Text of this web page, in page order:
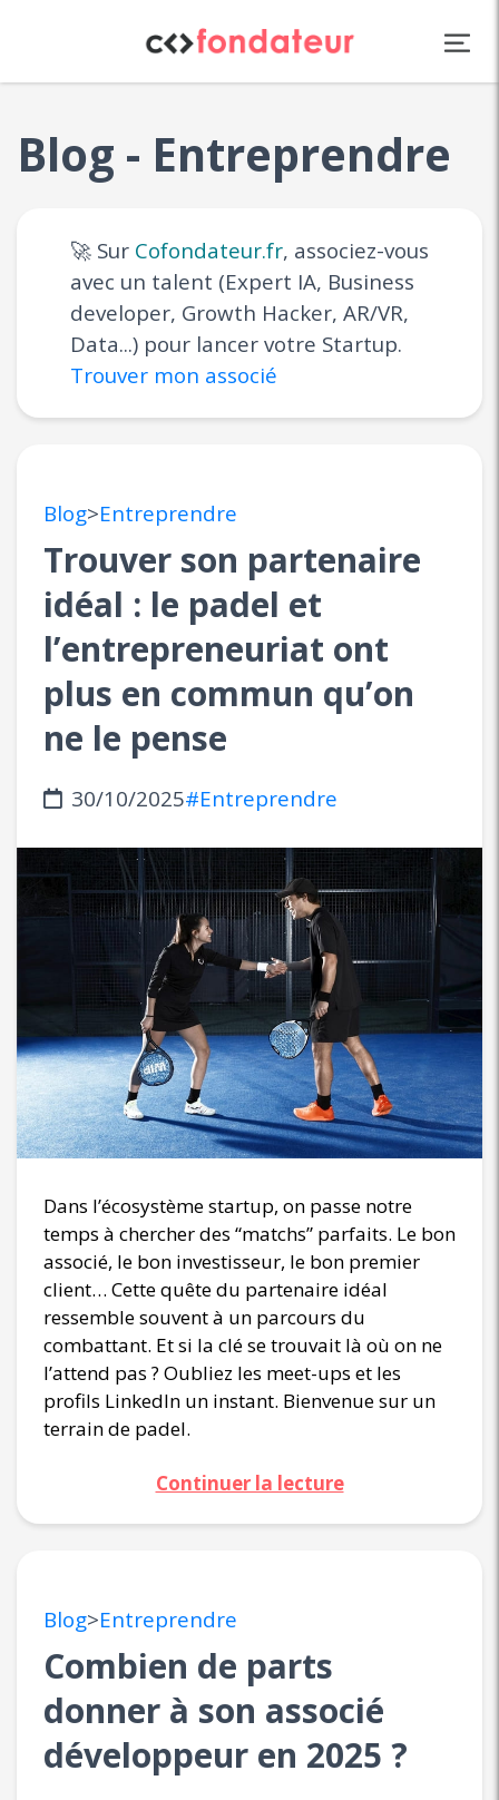
Blog - Entreprendre
🚀 Sur Cofondateur.fr, associez-vous
avec un talent (Expert IA, Business
developer, Growth Hacker, AR/VR,
Data...) pour lancer votre Startup.
Trouver mon associé
Blog>Entreprendre
Trouver son partenaire
idéal : le padel et
l’entrepreneuriat ont
plus en commun qu’on
ne le pense
30/10/2025#Entreprendre
Dans l’écosystème startup, on passe notre
temps à chercher des “matchs” parfaits. Le bon
associé, le bon investisseur, le bon premier
client… Cette quête du partenaire idéal
ressemble souvent à un parcours du
combattant. Et si la clé se trouvait là où on ne
l’attend pas ? Oubliez les meet-ups et les
profils LinkedIn un instant. Bienvenue sur un
terrain de padel.
Continuer la lecture
Blog>Entreprendre
Combien de parts
donner à son associé
développeur en 2025 ?